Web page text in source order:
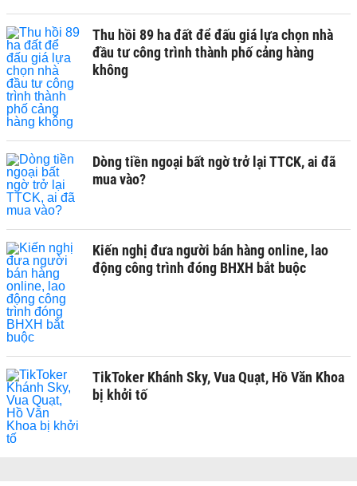
Thu hồi 89 ha đất để đấu giá lựa chọn nhà
đầu tư công trình thành phố cảng hàng
không
Dòng tiền ngoại bất ngờ trở lại TTCK, ai đã
mua vào?
Kiến nghị đưa người bán hàng online, lao
động công trình đóng BHXH bắt buộc
TikToker Khánh Sky, Vua Quạt, Hồ Văn Khoa
bị khởi tố